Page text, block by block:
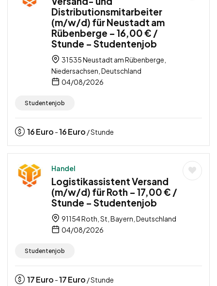
Distributionsmitarbeiter
(m/w/d) für Neustadt am
Rübenberge – 16,00 € /
Stunde – Studentenjob
31535 Neustadt am Rübenberge,
Niedersachsen, Deutschland
04/08/2026
Studentenjob
16Euro -16Euro / Stunde
Handel
Logistikassistent Versand
(m/w/d) für Roth – 17,00 € /
Stunde – Studentenjob
91154 Roth, St, Bayern, Deutschland
04/08/2026
Studentenjob
17Euro -17Euro / Stunde